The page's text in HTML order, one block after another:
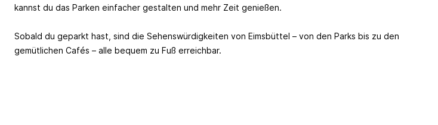
kannst du das Parken einfacher gestalten und mehr Zeit genießen.
Sobald du geparkt hast, sind die Sehenswürdigkeiten von Eimsbüttel – von den Parks bis zu den
gemütlichen Cafés – alle bequem zu Fuß erreichbar.